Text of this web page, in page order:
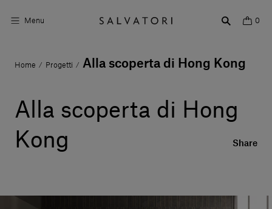
Menu 0
Superfici
Ambienti
Home / Progetti / Alla scoperta di Hong Kong
Alla scoperta di Hong
Kong
Share